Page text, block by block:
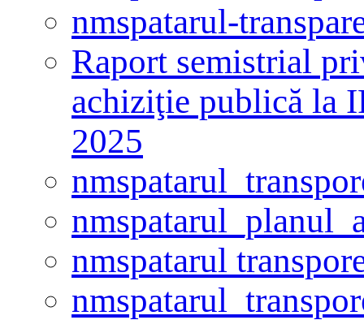
nmspatarul-
Raport semistrial
achiziţie publică la
2025
nmspatarul